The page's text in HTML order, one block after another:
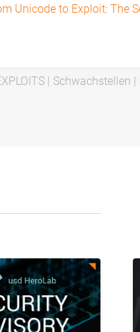
Unicode to Exploit: The
| Schwachstellen |